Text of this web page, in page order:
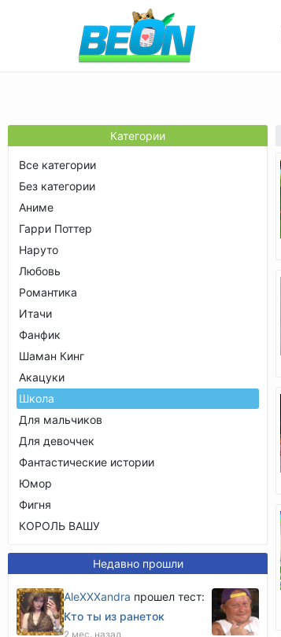
Категории
Все категории
Без категории
Аниме
Гарри Поттер
Наруто
Любовь
Романтика
Итачи
Фанфик
Шаман Кинг
Акацуки
Школа
Для мальчиков
Для девоччек
Фантастические истории
Юмор
Фигня
КОРОЛЬ ВАШУ
Недавно прошли
AleXXXandra прошел тест:
Кто ты из ранеток
2 мес. назад